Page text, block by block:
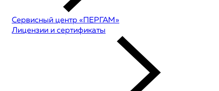
Сервисный центр «ПЕРГАМ»
Лицензии и сертификаты